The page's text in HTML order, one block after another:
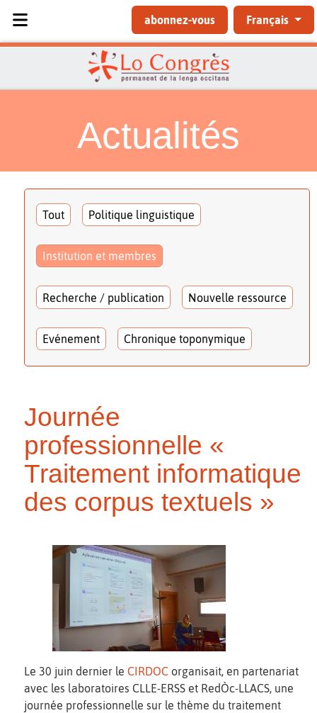
abonnez-vous Français
Actualités
Tout Politique linguistique
Institution et membres
Recherche / publication Nouvelle ressource
Evénement Chronique toponymique
Journée
professionnelle «
Traitement informatique
des corpus textuels »
Le 30 juin dernier le CIRDOC organisait, en partenariat
avec les laboratoires CLLE-ERSS et RedÒc-LLACS, une
journée professionnelle sur le thème du traitement